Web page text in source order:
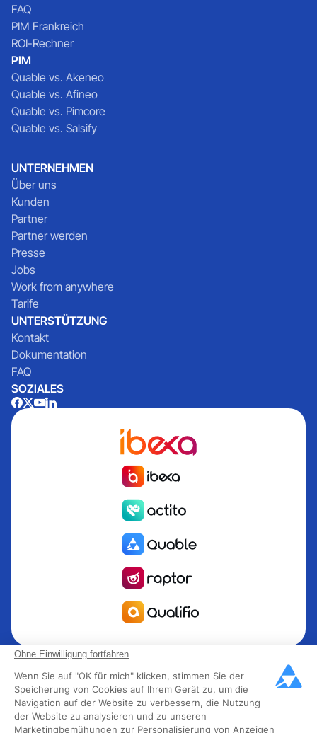
Ohne Einwilligung fortfahren
Wenn Sie auf "OK für mich" klicken, stimmen Sie der
Speicherung von Cookies auf Ihrem Gerät zu, um die
Navigation auf der Website zu verbessern, die Nutzung
der Website zu analysieren und zu unseren
Marketingbemühungen zur Personalisierung von Anzeigen
FAQ
PIM Frankreich
ROI-Rechner
PIM
Quable vs. Akeneo
Quable vs. Afineo
Quable vs. Pimcore
Quable vs. Salsify
UNTERNEHMEN
Über uns
Kunden
Partner
Partner werden
Presse
Jobs
Work from anywhere
Tarife
UNTERSTÜTZUNG
Kontakt
Dokumentation
FAQ
SOZIALES
Quable ist die PIM für das Informationsmanagement Produkt
PIM für Marken und Hersteller, die nach Wachstum streben.
Groupe Rocher, Mitsubishi Electric, Escada, Berluti, Delsey,
North Sails, Liberated Brands, MCO Regent und mehr als
300 führende Marken in 85 Ländern haben sich für Quable